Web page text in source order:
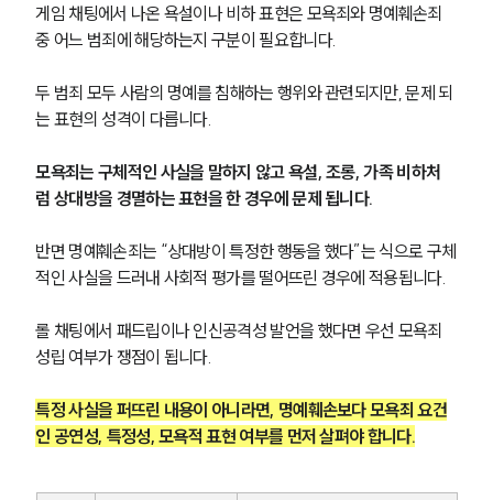
게임 채팅에서 나온 욕설이나 비하 표현은 모욕죄와 명예훼손죄
중 어느 범죄에 해당하는지 구분이 필요합니다.
두 범죄 모두 사람의 명예를 침해하는 행위와 관련되지만, 문제 되
는 표현의 성격이 다릅니다.
모욕죄는 구체적인 사실을 말하지 않고 욕설, 조롱, 가족 비하처
럼 상대방을 경멸하는 표현을 한 경우에 문제 됩니다.
반면 명예훼손죄는 “상대방이 특정한 행동을 했다”는 식으로 구체
적인 사실을 드러내 사회적 평가를 떨어뜨린 경우에 적용됩니다.
롤 채팅에서 패드립이나 인신공격성 발언을 했다면 우선 모욕죄
성립 여부가 쟁점이 됩니다.
특정 사실을 퍼뜨린 내용이 아니라면, 명예훼손보다 모욕죄 요건
인 공연성, 특정성, 모욕적 표현 여부를 먼저 살펴야 합니다.